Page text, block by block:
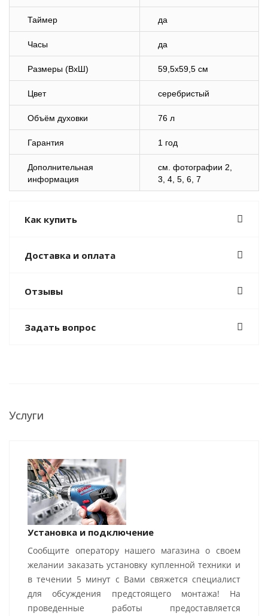
Таймер да
Часы да
Размеры (ВхШ) 59,5х59,5 см
Цвет серебристый
Объём духовки 76 л
Гарантия 1 год
Дополнительная
информация
cм. фотографии 2,
3, 4, 5, 6, 7
Как купить
Доставка и оплата
Отзывы
Задать вопрос
Услуги
Установка и подключение
Сообщите оператору нашего магазина о своем
желании заказать установку купленной техники и
в течении 5 минут с Вами свяжется специалист
для обсуждения предстоящего монтажа! На
проведенные работы предоставляется